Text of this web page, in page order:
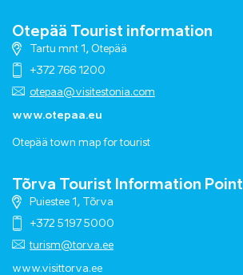
Otepää Tourist information
Tartu mnt 1, Otepää
+372 766 1200
otepaa@visitestonia.com
www.otepaa.eu
Otepää town map for tourist
Tõrva Tourist Information Point
Puiestee 1, Tõrva
+372 5197 5000
turism@torva.ee
www.visittorva.ee